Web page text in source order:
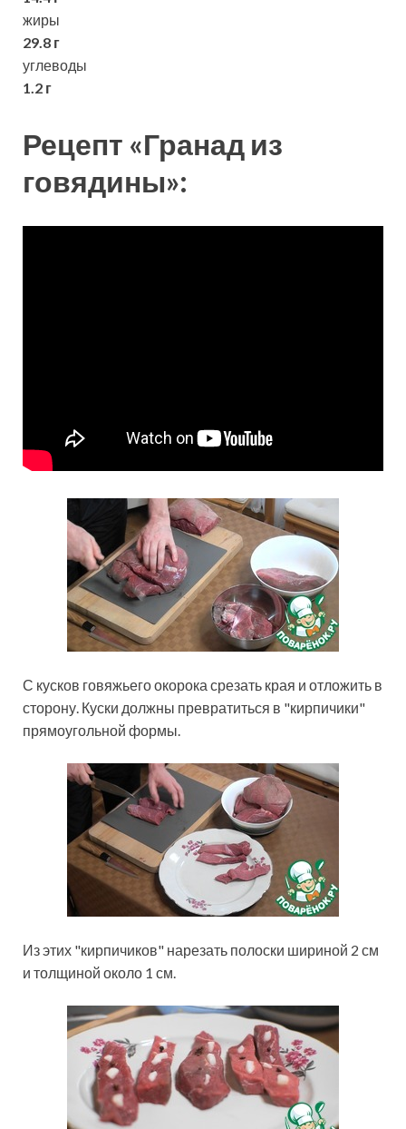
жиры
29.8 г
углеводы
1.2 г
Рецепт «Гранад из
говядины»:
С кусков говяжьего окорока срезать края и отложить в
сторону. Куски должны превратиться в "кирпичики"
прямоугольной формы.
Из этих "кирпичиков" нарезать полоски шириной 2 см
и толщиной около 1 см.